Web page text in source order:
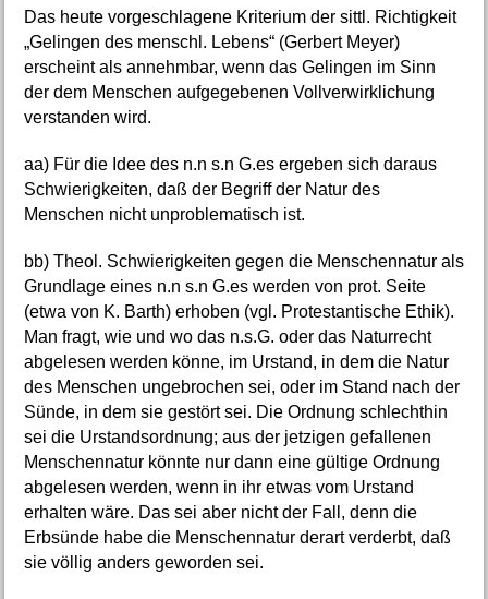
Das heute vorgeschlagene Kriterium der sittl. Richtigkeit
„Gelingen des menschl. Lebens“ (Gerbert Meyer)
erscheint als annehmbar, wenn das Gelingen im Sinn
der dem Menschen aufgegebenen Vollverwirklichung
verstanden wird.
aa) Für die Idee des n.n s.n G.es ergeben sich daraus
Schwierigkeiten, daß der Begriff der Natur des
Menschen nicht unproblematisch ist.
bb) Theol. Schwierigkeiten gegen die Menschennatur als
Grundlage eines n.n s.n G.es werden von prot. Seite
(etwa von K. Barth) erhoben (vgl. Protestantische Ethik).
Man fragt, wie und wo das n.s.G. oder das Naturrecht
abgelesen werden könne, im Urstand, in dem die Natur
des Menschen ungebrochen sei, oder im Stand nach der
Sünde, in dem sie gestört sei. Die Ordnung schlechthin
sei die Urstandsordnung; aus der jetzigen gefallenen
Menschennatur könnte nur dann eine gültige Ordnung
abgelesen werden, wenn in ihr etwas vom Urstand
erhalten wäre. Das sei aber nicht der Fall, denn die
Erbsünde habe die Menschennatur derart verderbt, daß
sie völlig anders geworden sei.